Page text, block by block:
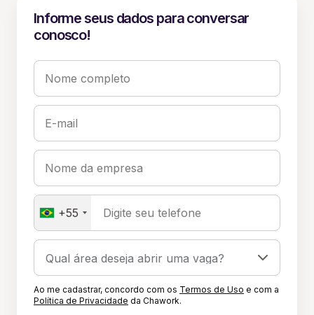
Informe seus dados para conversar
conosco!
Nome completo
E-mail
Nome da empresa
+55 Digite seu telefone
Ao me cadastrar, concordo com os Termos de Uso e com a
Política de Privacidade da Chawork.